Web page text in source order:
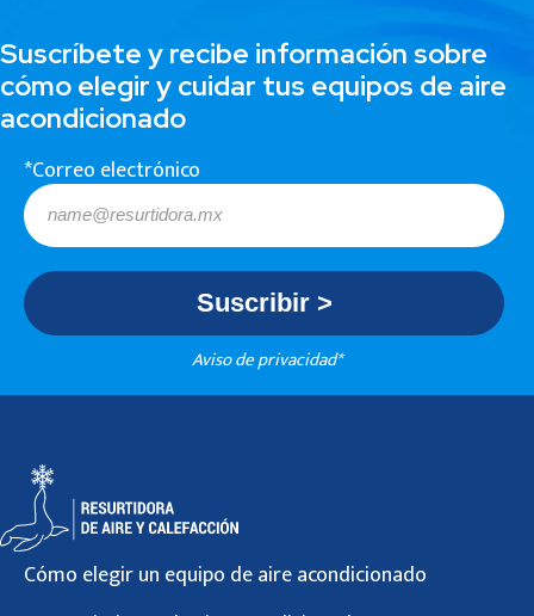
Suscríbete y recibe información sobre
cómo elegir y cuidar tus equipos de aire
acondicionado
*Correo electrónico
Aviso de privacidad*
Cómo elegir un equipo de aire acondicionado